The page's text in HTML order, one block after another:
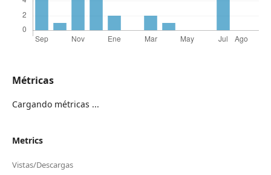
Métricas
Cargando métricas ...
Metrics
Vistas/Descargas